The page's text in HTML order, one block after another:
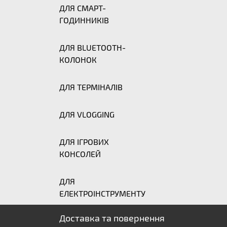
ДЛЯ СМАРТ-
ГОДИННИКІВ
ДЛЯ BLUETOOTH-
КОЛОНОК
ДЛЯ ТЕРМІНАЛІВ
ДЛЯ VLOGGING
ДЛЯ ІГРОВИХ
КОНСОЛЕЙ
ДЛЯ
ЕЛЕКТРОІНСТРУМЕНТУ
Доставка та повернення